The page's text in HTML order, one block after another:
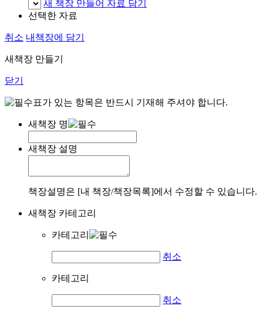
새 책장 만들어 자료 담기
선택한 자료
취소 내책장에 담기
새책장 만들기
닫기
표가 있는 항목은 반드시 기재해 주셔야 합니다.
새책장 명
새책장 설명
책장설명은 [내 책장/책장목록]에서 수정할 수 있습니다.
새책장 카테고리
카테고리
취소
카테고리
취소